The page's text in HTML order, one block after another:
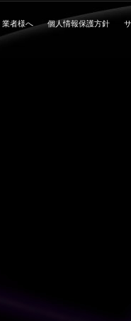
業者様へ 個人情報保護方針